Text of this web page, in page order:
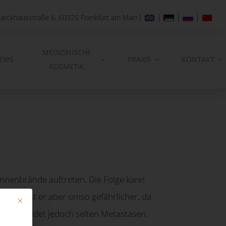
6, 60325 Frankfurt am Main | | | |
MEDIZINISCHE
KOSMETIK
PRAXIS KONTAKT
auftreten. Die Folge kann
dafür ist er aber umso gefährlicher, da
bildet jedoch selten Metastasen.
Mit diesem Button wird der Dialog geschlossen. Seine Funktionalität ist